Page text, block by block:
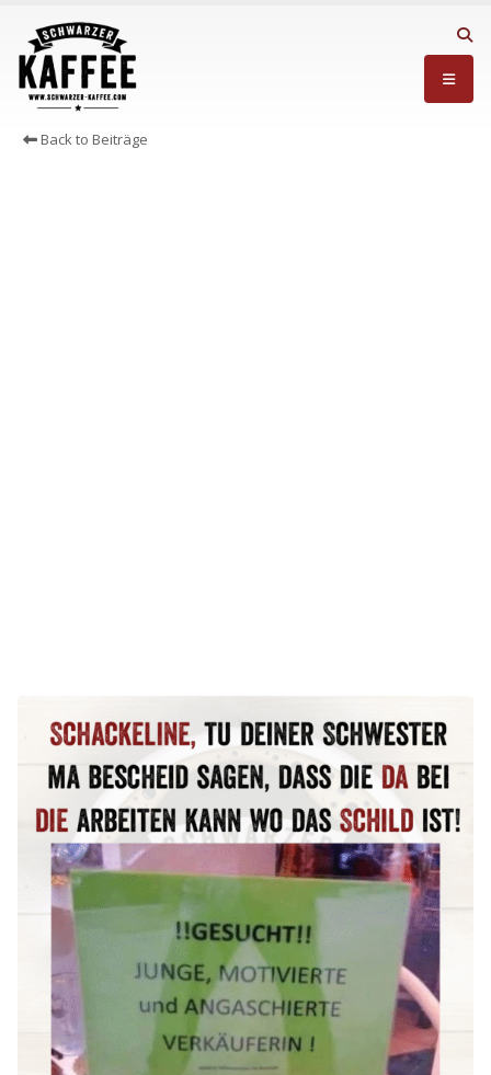
Back to Beiträge